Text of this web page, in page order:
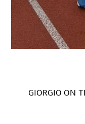
GIORGIO ON